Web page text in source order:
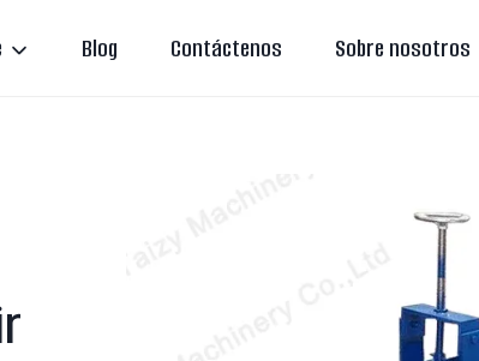
Blog Contáctenos Sobre nosotros